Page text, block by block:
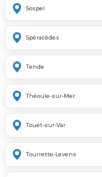
Sospel
Spéracèdes
Tende
Théoule-sur-Mer
Touët-sur-Var
Tourrette-Levens